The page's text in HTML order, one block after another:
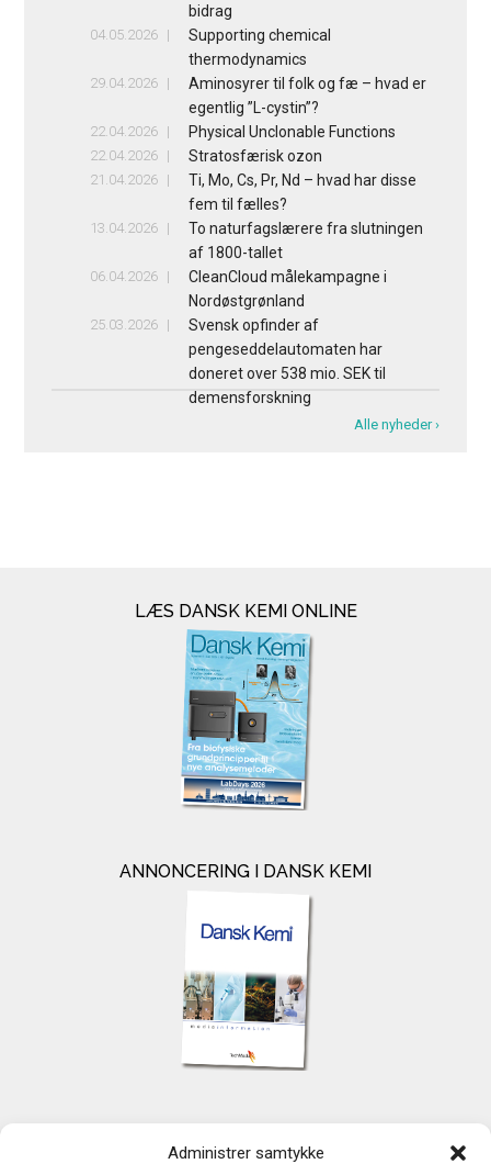
Administrer samtykke
bidrag
04.05.2026
Supporting chemical
thermodynamics
29.04.2026
Aminosyrer til folk og fæ – hvad er
egentlig ”L-cystin”?
22.04.2026 Physical Unclonable Functions
22.04.2026 Stratosfærisk ozon
21.04.2026
Ti, Mo, Cs, Pr, Nd – hvad har disse
fem til fælles?
13.04.2026
To naturfagslærere fra slutningen
af 1800-tallet
06.04.2026
CleanCloud målekampagne i
Nordøstgrønland
25.03.2026
Svensk opfinder af
pengeseddelautomaten har
doneret over 538 mio. SEK til
demensforskning
Alle nyheder ›
LÆS DANSK KEMI ONLINE
ANNONCERING I DANSK KEMI
TechMedia A/S